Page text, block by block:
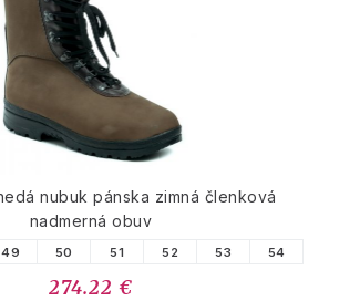
nubuk pánska zimná členková
nadmerná obuv
49 50 51 52 53 54
274.22 €